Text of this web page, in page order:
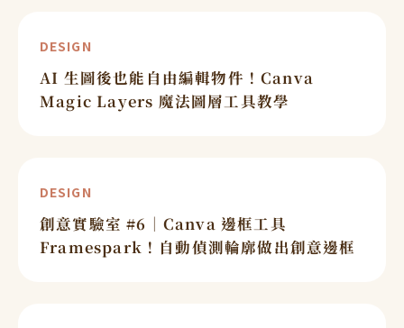
DESIGN
AI 生圖後也能自由編輯物件！Canva
Magic Layers 魔法圖層工具教學
DESIGN
創意實驗室 #6｜Canva 邊框工具
Framespark！自動偵測輪廓做出創意邊框